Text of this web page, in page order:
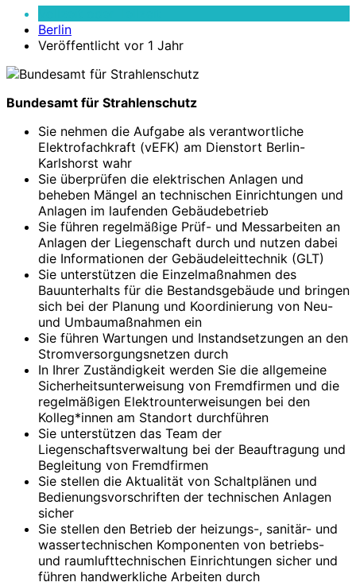
Meister)
(m/w/d)
Elektrofachkraft
Sachgebiet
und
Infrastruktur
Berlin-
Karlshorst“
Berlin
Veröffentlicht vor 1 Jahr
Bundesamt für Strahlenschutz
Sie nehmen die Aufgabe als verantwortliche
Elektrofachkraft (vEFK) am Dienstort Berlin-
Karlshorst wahr
Sie überprüfen die elektrischen Anlagen und
beheben Mängel an technischen Einrichtungen und
Anlagen im laufenden Gebäudebetrieb
Sie führen regelmäßige Prüf- und Messarbeiten an
Anlagen der Liegenschaft durch und nutzen dabei
die Informationen der Gebäudeleittechnik (GLT)
Sie unterstützen die Einzelmaßnahmen des
Bauunterhalts für die Bestands­gebäude und bringen
sich bei der Planung und Koordinierung von Neu-
und Umbaumaßnahmen ein
Sie führen Wartungen und Instandsetzungen an den
Stromversorgungsnetzen durch
In Ihrer Zuständigkeit werden Sie die allgemeine
Sicherheitsunterweisung von Fremdfirmen und die
regelmäßigen Elektrounterweisungen bei den
Kolleg*innen am Standort durchführen
Sie unterstützen das Team der
Liegenschaftsverwaltung bei der Beauftragung und
Begleitung von Fremdfirmen
Sie stellen die Aktualität von Schaltplänen und
Bedienungsvorschriften der technischen Anlagen
sicher
Sie stellen den Betrieb der heizungs-, sanitär- und
wassertechnischen Komponenten von betriebs-
und raumlufttechnischen Einrichtungen sicher und
führen handwerkliche Arbeiten durch